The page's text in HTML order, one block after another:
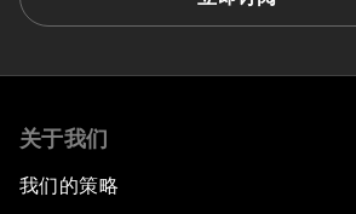
关于我们
我们的策略